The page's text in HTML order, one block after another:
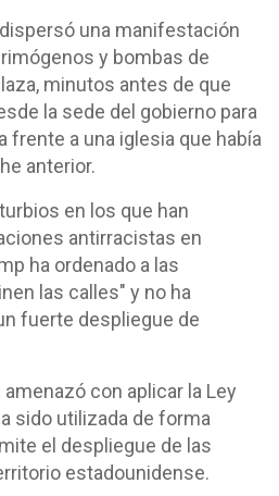
una manifestación
y bombas de
minutos antes de que
la sede del gobierno para
a una iglesia que había
anterior.
en los que han
antirracistas en
ha ordenado a las
las calles" y no ha
fuerte despliegue de
con aplicar la Ley
sido utilizada de forma
el despliegue de las
estadounidense.